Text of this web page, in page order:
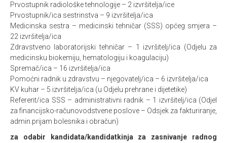
Prvostupnik radiološke tehnologije – 2 izvršitelja/ice
Prvostupnik/ica sestrinstva – 9 izvršitelja/ica
Medicinska sestra – medicinski tehničar (SSS) općeg smjera –
22 izvršitelja/ica
Zdravstveno laboratorijski tehničar – 1 izvršitelj/ica (Odjelu za
medicinsku biokemiju, hematologiju i koagulaciju)
Spremač/ica – 16 izvršitelja/ica
Pomoćni radnik u zdravstvu – njegovatelj/ica – 6 izvršitelja/ica
KV kuhar – 5 izvršitelja/ica (u Odjelu prehrane i dijetetike)
Referent/ica SSS – administrativni radnik – 1 izvršitelj/ica (Odjel
za financijsko-računovodstvene poslove – Odsjek za fakturiranje,
admin.prijam bolesnika i obračun)
za odabir kandidata/kandidatkinja za zasnivanje radnog